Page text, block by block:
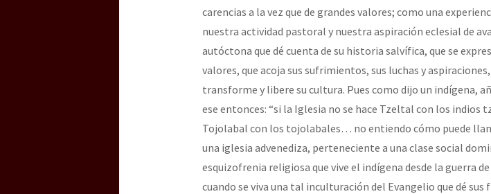
carencias a la vez que de grandes valores; como una
nuestra actividad pastoral y nuestra aspiración eclesial de
autóctona que dé cuenta de su historia salvífica, que se
valores, que acoja sus sufrimientos, sus luchas y
transforme y libere su cultura. Pues como dijo un indígena,
ese entonces: “si la Iglesia no se hace Tzeltal con los indios
Tojolabal con los tojolabales… no entiendo cómo puede
una iglesia advenediza, perteneciente a una clase social
esquizofrenia religiosa que vive el indígena desde la guerra
cuando se viva una tal inculturación del Evangelio que dé